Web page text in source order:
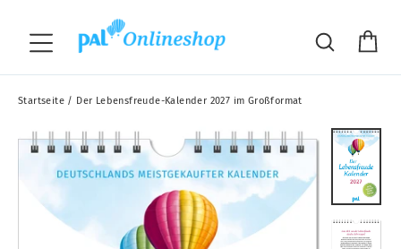
Inhalt
Seitennavigation Suche
Startseite / Der Lebensfreude-Kalender 2027 im Großformat